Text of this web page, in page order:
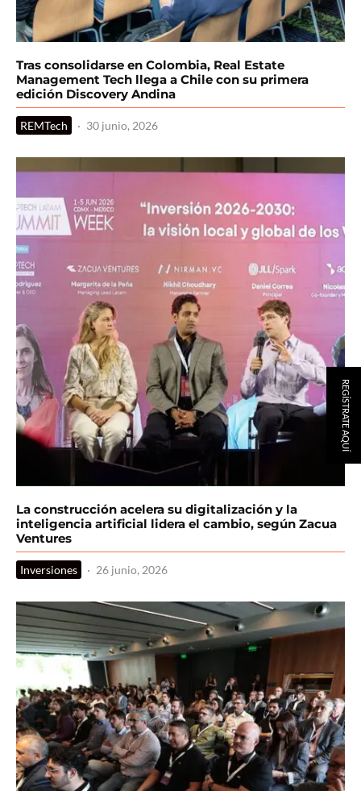
Tras consolidarse en Colombia, Real Estate
Management Tech llega a Chile con su primera
edición Discovery Andina
REMTech · 30 junio, 2026
La construcción acelera su digitalización y la
inteligencia artificial lidera el cambio, según Zacua
Ventures
Inversiones · 26 junio, 2026
REGÍSTRATE AQUÍ